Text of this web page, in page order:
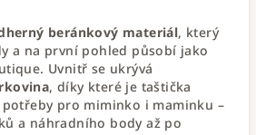
beránkový materiál, který
a na první pohled působí jako
Uvnitř se ukrývá
, díky které je taštička
pro miminko i maminku –
a náhradního body až po